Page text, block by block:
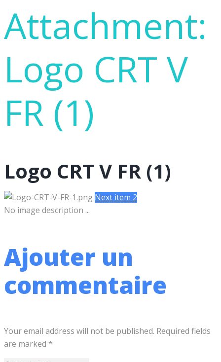
Attachment:
Logo CRT V
FR (1)
Logo CRT V FR (1)
Next item 2
No image description ...
Ajouter un
commentaire
Your email address will not be published. Required fields
are marked *